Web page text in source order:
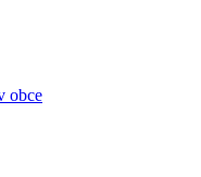
obce